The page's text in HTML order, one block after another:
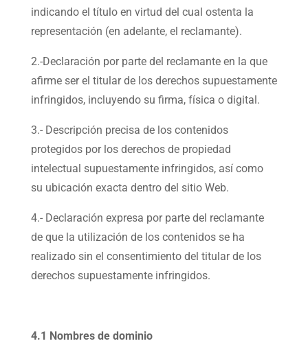
indicando el título en virtud del cual ostenta la
representación (en adelante, el reclamante).
2.-Declaración por parte del reclamante en la que
afirme ser el titular de los derechos supuestamente
infringidos, incluyendo su firma, física o digital.
3.- Descripción precisa de los contenidos
protegidos por los derechos de propiedad
intelectual supuestamente infringidos, así como
su ubicación exacta dentro del sitio Web.
4.- Declaración expresa por parte del reclamante
de que la utilización de los contenidos se ha
realizado sin el consentimiento del titular de los
derechos supuestamente infringidos.
4.1 Nombres de dominio